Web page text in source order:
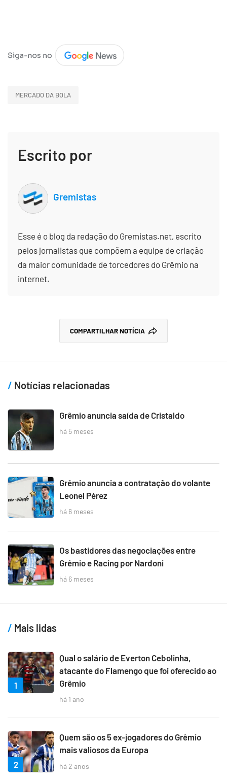
MERCADO DA BOLA
Escrito por
Gremistas
Esse é o blog da redação do Gremistas.net, escrito
pelos jornalistas que compõem a equipe de criação
da maior comunidade de torcedores do Grêmio na
internet.
COMPARTILHAR NOTÍCIA
Notícias relacionadas
Grêmio anuncia saída de Cristaldo
há 5 meses
Grêmio anuncia a contratação do volante
Leonel Pérez
há 6 meses
Os bastidores das negociações entre
Grêmio e Racing por Nardoni
há 6 meses
Mais lidas
1
Qual o salário de Everton Cebolinha,
atacante do Flamengo que foi oferecido ao
Grêmio
há 1 ano
2
Quem são os 5 ex-jogadores do Grêmio
mais valiosos da Europa
há 2 anos